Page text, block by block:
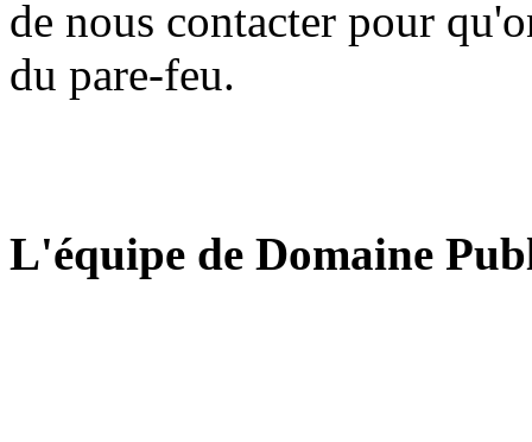
de nous contacter pour
du pare-feu.
L'équipe de Domaine